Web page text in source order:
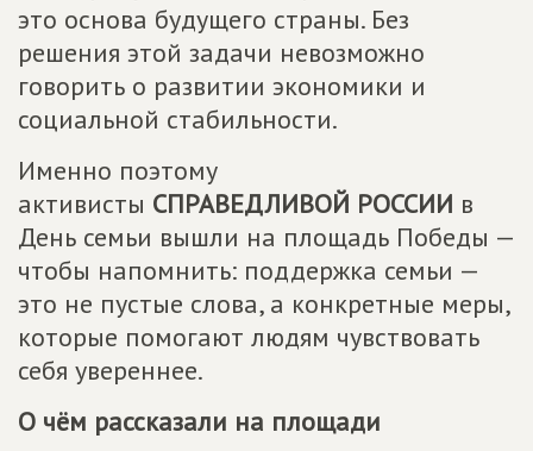
это основа будущего страны. Без
решения этой задачи невозможно
говорить о развитии экономики и
социальной стабильности.
Именно поэтому
активисты СПРАВЕДЛИВОЙ РОССИИ в
День семьи вышли на площадь Победы —
чтобы напомнить: поддержка семьи —
это не пустые слова, а конкретные меры,
которые помогают людям чувствовать
себя увереннее.
О чём рассказали на площади